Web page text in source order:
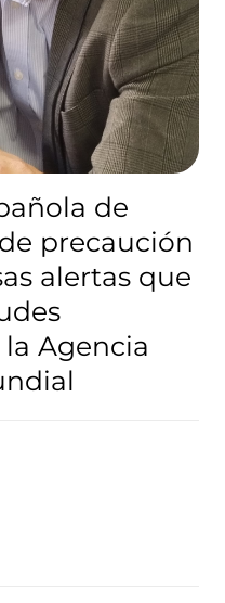
de
precaución
alertas que
Agencia